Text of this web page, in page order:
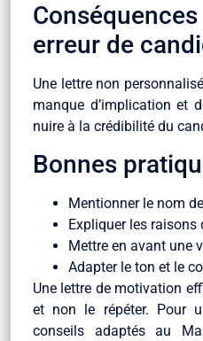
erreur de
Une lettre non
manque d’implication et
nuire à la crédibilité du
Bonnes
Mentionner le nom
Expliquer les
Mettre en avant une
Adapter le ton et le
Une lettre de motivation
et non le répéter. Pour
conseils adaptés au